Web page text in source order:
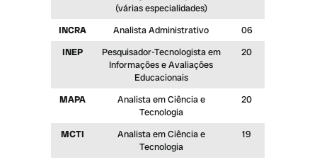
(várias especialidades)
INCRA Analista Administrativo
06
INEP
Pesquisador-Tecnologista em
Informações e Avaliações
Educacionais
20
MAPA
Analista em Ciência e
Tecnologia
20
MCTI
Analista em Ciência e
Tecnologia
19